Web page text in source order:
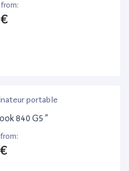
portable
840 G5 ”